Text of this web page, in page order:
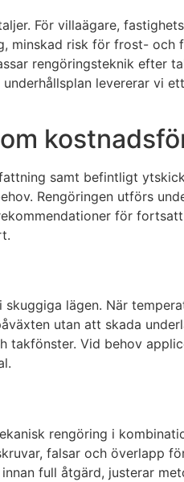
För villaägare,
minskad risk för frost- och
rengöringsteknik efter
levererar vi
samt befintligt
Rengöringen utförs
för
lägen. När
utan att skada
Vid behov
rengöring i
falsar och överlapp
full åtgärd, justerar